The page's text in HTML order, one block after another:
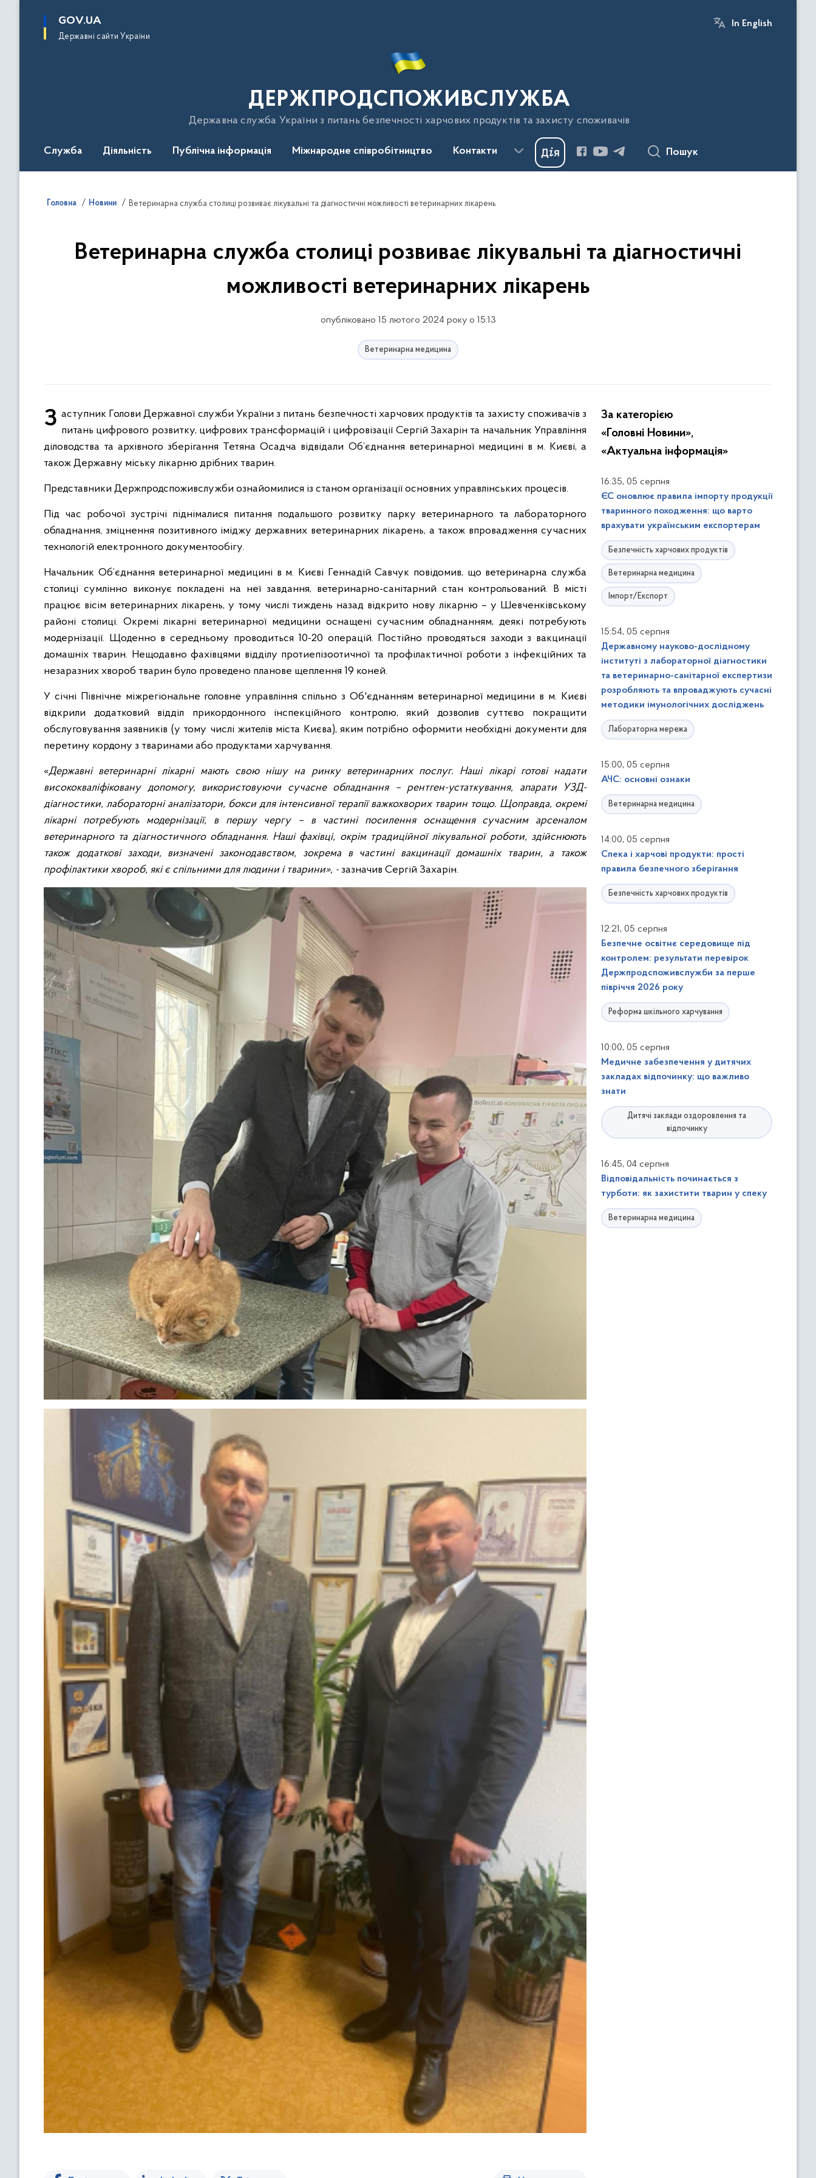
основного
GOV.UA
Державні сайти України
In English
ДЕРЖПРОДСПОЖИВСЛУЖБА
Державна служба України з питань безпечності харчових продуктів та захисту споживачів
Служба Діяльність Публічна інформація Міжнародне співробітництво Контакти Пошук
Головна Новини Ветеринарна служба столиці розвиває лікувальні та діагностичні можливості ветеринарних лікарень
Ветеринарна служба столиці розвиває лікувальні та діагностичні
можливості ветеринарних лікарень
опубліковано 15 лютого 2024 року о 15:13
Ветеринарна медицина
Заступник Голови Державної служби України з питань безпечності харчових продуктів та захисту споживачів з питань цифрового розвитку, цифрових трансформацій і цифровізації Сергій Захарін та начальник Управління
діловодства та архівного зберігання Тетяна Осадча відвідали Об’єднання ветеринарної медицині в м. Києві, а
також Державну міську лікарню дрібних тварин.
Представники Держпродспоживслужби ознайомилися із станом організації основних управлінських процесів.
Під час робочої зустрічі піднімалися питання подальшого розвитку парку ветеринарного та лабораторного
обладнання, зміцнення позитивного іміджу державних ветеринарних лікарень, а також впровадження сучасних
технологій електронного документообігу.
Начальник Об’єднання ветеринарної медицині в м. Києві Геннадій Савчук повідомив, що ветеринарна служба
столиці сумлінно виконує покладені на неї завдання, ветеринарно-санітарний стан контрольований. В місті
працює вісім ветеринарних лікарень, у тому числі тиждень назад відкрито нову лікарню – у Шевченківському
районі столиці. Окремі лікарні ветеринарної медицини оснащені сучасним обладнанням, деякі потребують
модернізації. Щоденно в середньому проводиться 10-20 операцій. Постійно проводяться заходи з вакцинації
домашніх тварин. Нещодавно фахівцями відділу протиепізоотичної та профілактичної роботи з інфекційних та
незаразних хвороб тварин було проведено планове щеплення 19 коней.
У січні Північне міжрегіональне головне управління спільно з Об'єднанням ветеринарної медицини в м. Києві
відкрили додатковий відділ прикордонного інспекційного контролю, який дозволив суттєво покращити
обслуговування заявників (у тому числі жителів міста Києва), яким потрібно оформити необхідні документи для
перетину кордону з тваринами або продуктами харчування.
«Державні ветеринарні лікарні мають свою нішу на ринку ветеринарних послуг. Наші лікарі готові надати
висококваліфіковану допомогу, використовуючи сучасне обладнання – рентген-устаткування, апарати УЗД-
діагностики, лабораторні аналізатори, бокси для інтенсивної терапії важкохворих тварин тощо. Щоправда, окремі
лікарні потребують модернізації, в першу чергу – в частині посилення оснащення сучасним арсеналом
ветеринарного та діагностичного обладнання. Наші фахівці, окрім традиційної лікувальної роботи, здійснюють
також додаткові заходи, визначені законодавством, зокрема в частині вакцинації домашніх тварин, а також
профілактики хвороб, які є спільними для людини і тварини», -зазначив Сергій Захарін.
За категорією
«Головні Новини»,
«Актуальна інформація»
16:35, 05 серпня
ЄС оновлює правила імпорту продукції
тваринного походження: що варто
врахувати українським експортерам
Безпечність харчових продуктів
Ветеринарна медицина
Імпорт/Експорт
15:54, 05 серпня
Державному науково-дослідному
інституті з лабораторної діагностики
та ветеринарно-санітарної експертизи
розробляють та впроваджують сучасні
методики імунологічних досліджень
Лабораторна мережа
15:00, 05 серпня
АЧС: основні ознаки
Ветеринарна медицина
14:00, 05 серпня
Спека і харчові продукти: прості
правила безпечного зберігання
Безпечність харчових продуктів
12:21, 05 серпня
Безпечне освітнє середовище під
контролем: результати перевірок
Держпродспоживслужби за перше
півріччя 2026 року
Реформа шкільного харчування
10:00, 05 серпня
Медичне забезпечення у дитячих
закладах відпочинку: що важливо
знати
Дитячі заклади оздоровлення та
відпочинку
16:45, 04 серпня
Відповідальність починається з
турботи: як захистити тварин у спеку
Ветеринарна медицина